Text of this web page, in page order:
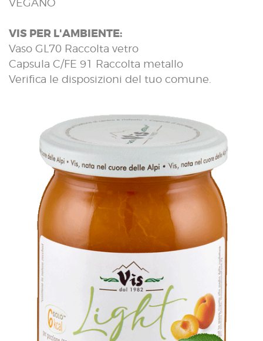
VEGANO
VIS PER L'AMBIENTE:
Vaso GL70 Raccolta vetro
Capsula C/FE 91 Raccolta metallo
Verifica le disposizioni del tuo comune.